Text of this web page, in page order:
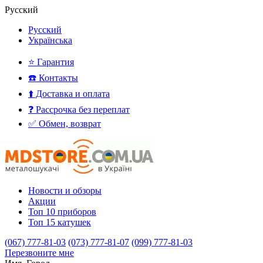
Русский
Русский
Українська
⭐ Гарантия
☎️ Контакты
⬆️ Доставка и оплата
❓ Рассрочка без переплат
✅ Обмен, возврат
Новости и обзоры
Акции
Топ 10 приборов
Топ 15 катушек
(067) 777-81-03 (073) 777-81-07 (099) 777-81-03
Перезвоните мне